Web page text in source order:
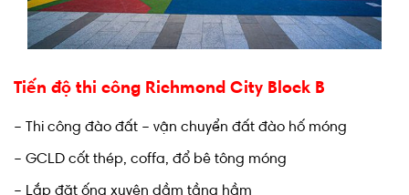
Tiến độ thi công Richmond City Block B
– Thi công đào đất – vận chuyển đất đào hố móng
– GCLD cốt thép, coffa, đổ bê tông móng
– Lắp đặt ống xuyên dầm tầng hầm